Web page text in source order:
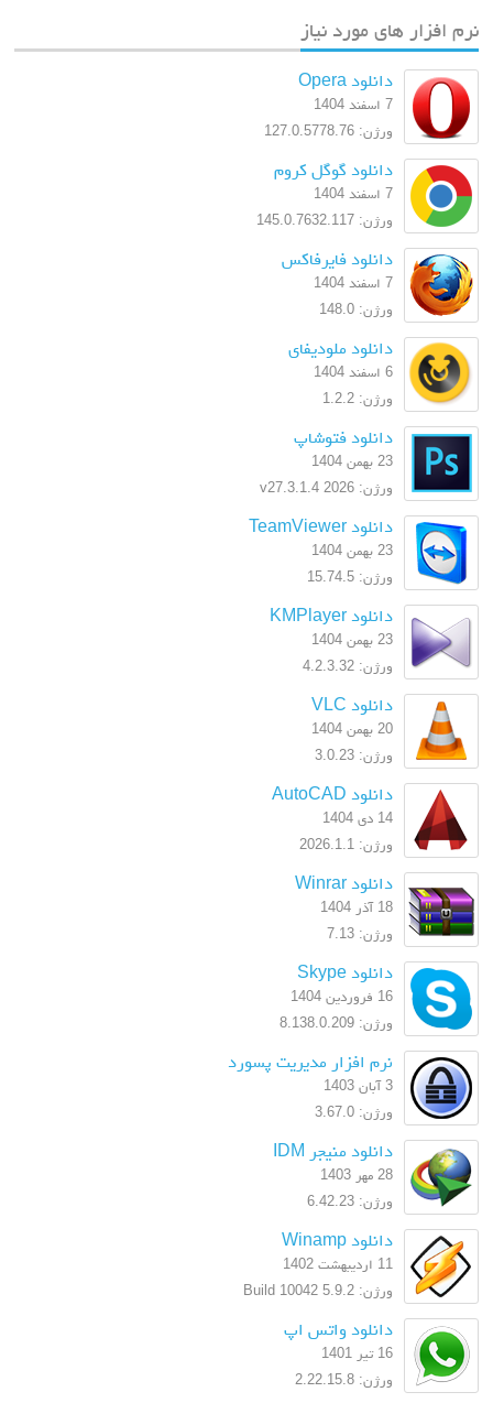
نرم افزار های مورد نیاز
دانلود Opera
7 اسفند 1404
ورژن: 127.0.5778.76
دانلود گوگل کروم
7 اسفند 1404
ورژن: 145.0.7632.117
دانلود فایرفاکس
7 اسفند 1404
ورژن: 148.0
دانلود ملودیفای
6 اسفند 1404
ورژن: 1.2.2
دانلود فتوشاپ
23 بهمن 1404
ورژن: 2026 v27.3.1.4
دانلود TeamViewer
23 بهمن 1404
ورژن: 15.74.5
دانلود KMPlayer
23 بهمن 1404
ورژن: 4.2.3.32
دانلود VLC
20 بهمن 1404
ورژن: 3.0.23
دانلود AutoCAD
14 دی 1404
ورژن: 2026.1.1
دانلود Winrar
18 آذر 1404
ورژن: 7.13
دانلود Skype
16 فروردین 1404
ورژن: 8.138.0.209
نرم افزار مدیریت پسورد
3 آبان 1403
ورژن: 3.67.0
دانلود منیجر IDM
28 مهر 1403
ورژن: 6.42.23
دانلود Winamp
11 اردیبهشت 1402
ورژن: 5.9.2 Build 10042
دانلود واتس اپ
16 تیر 1401
ورژن: 2.22.15.8